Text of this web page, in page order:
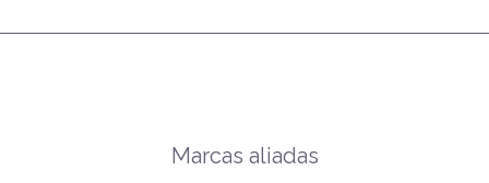
Marcas aliadas